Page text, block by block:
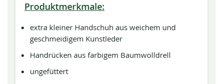
Produktmerkmale:
extra kleiner Handschuh aus weichem und
geschmeidigem Kunstleder
Handrücken aus farbigem Baumwolldrell
ungefüttert